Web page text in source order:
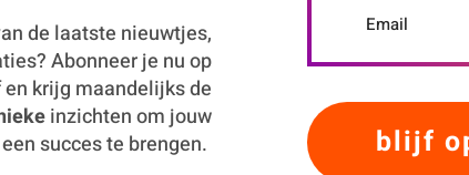
de laatste nieuwtjes,
Abonneer je nu op
krijg maandelijks de
inzichten om jouw
succes te brengen.